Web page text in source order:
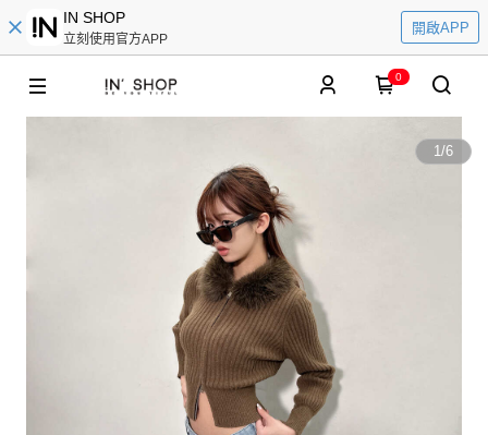
IN SHOP
立刻使用官方APP
開啟APP
0
1/6